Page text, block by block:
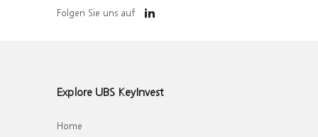
Folgen Sie uns auf
Explore UBS KeyInvest
Home